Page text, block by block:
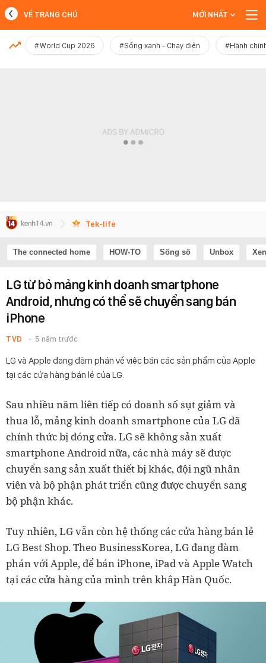
MỚI NHẤT
VỀ TRANG CHỦ MỚI NHẤT
#World Cup 2026 #Sống xanh - Chạy điện #Hành
Tek-life
The connected home HOW-TO Sống số Unbox
LG từ bỏ mảng kinh doanh smartphone
Android, nhưng có thể sẽ chuyển sang bán
iPhone
TVD 5 năm trước
LG và Apple đang đàm phán về việc bán các sản phẩm của Apple
tại các cửa hàng bán lẻ của LG.
Sau nhiều năm liên tiếp có doanh số sụt giảm và
thua lỗ, mảng kinh doanh smartphone của LG đã
chính thức bị đóng cửa. LG sẽ không sản xuất
smartphone Android nữa, các nhà máy sẽ được
chuyển sang sản xuất thiết bị khác, đội ngũ nhân
viên và bộ phận phát triển cũng được chuyển sang
bộ phận khác.
Tuy nhiên, LG vẫn còn hệ thống các cửa hàng bán lẻ
LG Best Shop. Theo BusinessKorea, LG đang đàm
phán với Apple, để bán iPhone, iPad và Apple Watch
tại các cửa hàng của mình trên khắp Hàn Quốc.